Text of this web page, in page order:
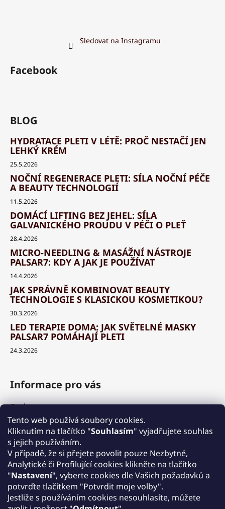
Tento web používá soubory cookies.
Kliknutím na tlačítko "Souhlasím" vyjadřujete souhlas
s jejich používáním.
V případě, že si přejete povolit pouze Nezbytné,
Analytické či Profilující cookies klikněte na tlačítko
"Nastavení", vyberte cookies dle Vašich požadavků a
potvrďte tlačítkem "Potvrdit moje volby".
Jestliže s používáním cookies nesouhlasíte, můžete
Sledovat na Instagramu
Facebook
BLOG
HYDRATACE PLETI V LÉTĚ: PROČ NESTAČÍ JEN
LEHKÝ KRÉM
25.5.2026
NOČNÍ REGENERACE PLETI: SÍLA NOČNÍ PÉČE
A BEAUTY TECHNOLOGIÍ
11.5.2026
DOMÁCÍ LIFTING BEZ JEHEL: SÍLA
GALVANICKÉHO PROUDU V PÉČI O PLEŤ
28.4.2026
MICRO-NEEDLING & MASÁŽNÍ NÁSTROJE
PALSAR7: KDY A JAK JE POUŽÍVAT
14.4.2026
JAK SPRÁVNĚ KOMBINOVAT BEAUTY
TECHNOLOGIE S KLASICKOU KOSMETIKOU?
30.3.2026
LED TERAPIE DOMA: JAK SVĚTELNÉ MASKY
PALSAR7 POMÁHAJÍ PLETI
24.3.2026
Informace pro vás
O nás
Výhody a garance
Množstevní slevy
Způsob nákupu a dopravy
Reklamace
Obchodní podmínky
Podmínky ochrany osobních údajů
Kontakt
Zpětný odběr elektrozařízení